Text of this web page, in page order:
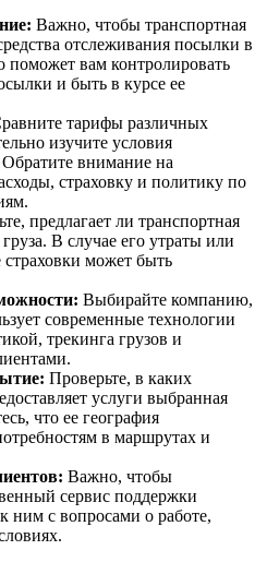
Важно, чтобы транспортная
отслеживания посылки в
поможет вам контролировать
и быть в курсе ее
тарифы различных
изучите условия
Обратите внимание на
страховку и политику по
предлагает ли транспортная
В случае его утраты или
может быть
Выбирайте компанию,
современные технологии
трекинга грузов и
Проверьте, в каких
услуги выбранная
что ее география
в маршрутах и
Важно, чтобы
сервис поддержки
ним с вопросами о работе,